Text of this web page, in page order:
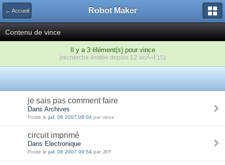
← Accueil Robot Maker
Contenu de vince
Il y a 3 élément(s) pour vince
(recherche limitée depuis 12-aoÃ»t 15)
je sais pas comment faire
Dans Archives
Posté le juil. 06 2007 08:04 par vince
circuit imprimé
Dans Electronique
Posté le juil. 08 2007 09:54 par JEF